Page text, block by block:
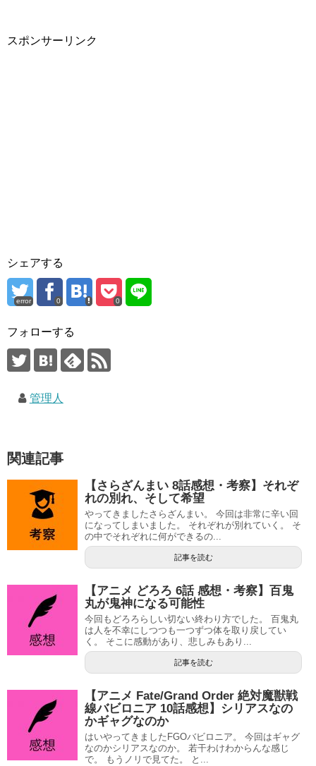
スポンサーリンク
シェアする
error 0 0
フォローする
管理人
関連記事
【さらざんまい 8話感想・考察】それぞ
れの別れ、そして希望
やってきましたさらざんまい。 今回は非常に辛い回
になってしまいました。 それぞれが別れていく。 そ
の中でそれぞれに何ができるの...
記事を読む
【アニメ どろろ 6話 感想・考察】百鬼
丸が鬼神になる可能性
今回もどろろらしい切ない終わり方でした。 百鬼丸
は人を不幸にしつつも一つずつ体を取り戻してい
く。 そこに感動があり、悲しみもあり...
記事を読む
【アニメ Fate/Grand Order 絶対魔獣戦
線バビロニア 10話感想】シリアスなの
かギャグなのか
はいやってきましたFGOバビロニア。 今回はギャグ
なのかシリアスなのか。 若干わけわからんな感じ
で。 もうノリで見てた。 と...